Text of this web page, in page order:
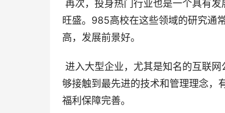
旺盛。985高校在这些领域的研究通
高，发展前景好。
够接触到最先进的技术和管理理念，
福利保障完善。